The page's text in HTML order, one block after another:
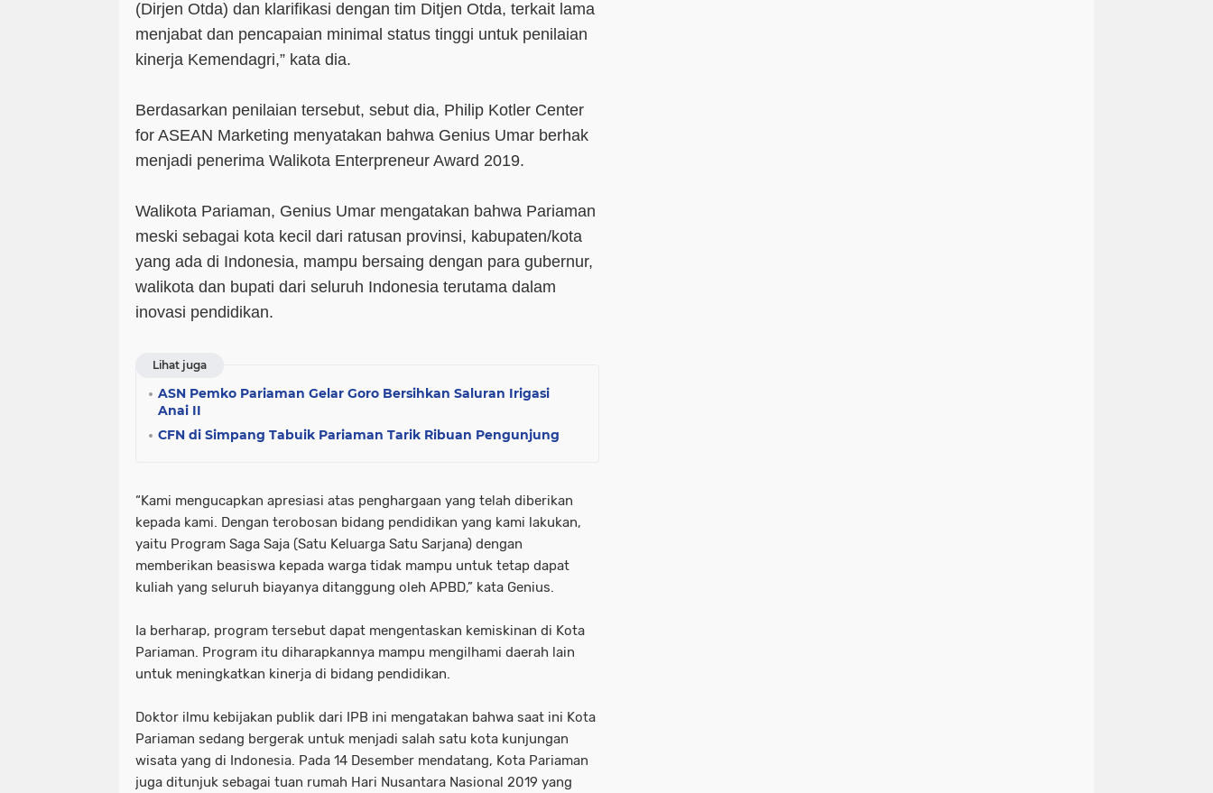
(Dirjen Otda) dan klarifikasi dengan tim Ditjen Otda, terkait lama
menjabat dan pencapaian minimal status tinggi untuk penilaian
kinerja Kemendagri,” kata dia.
Berdasarkan penilaian tersebut, sebut dia, Philip Kotler Center
for ASEAN Marketing menyatakan bahwa Genius Umar berhak
menjadi penerima Walikota Enterpreneur Award 2019.
Walikota Pariaman, Genius Umar mengatakan bahwa Pariaman
meski sebagai kota kecil dari ratusan provinsi, kabupaten/kota
yang ada di Indonesia, mampu bersaing dengan para gubernur,
walikota dan bupati dari seluruh Indonesia terutama dalam
inovasi pendidikan.
Lihat juga
ASN Pemko Pariaman Gelar Goro Bersihkan Saluran Irigasi
Anai II
CFN di Simpang Tabuik Pariaman Tarik Ribuan Pengunjung
“Kami mengucapkan apresiasi atas penghargaan yang telah diberikan
kepada kami. Dengan terobosan bidang pendidikan yang kami lakukan,
yaitu Program Saga Saja (Satu Keluarga Satu Sarjana) dengan
memberikan beasiswa kepada warga tidak mampu untuk tetap dapat
kuliah yang seluruh biayanya ditanggung oleh APBD,” kata Genius.
Ia berharap, program tersebut dapat mengentaskan kemiskinan di Kota
Pariaman. Program itu diharapkannya mampu mengilhami daerah lain
untuk meningkatkan kinerja di bidang pendidikan.
Doktor ilmu kebijakan publik dari IPB ini mengatakan bahwa saat ini Kota
Pariaman sedang bergerak untuk menjadi salah satu kota kunjungan
wisata yang di Indonesia. Pada 14 Desember mendatang, Kota Pariaman
juga ditunjuk sebagai tuan rumah Hari Nusantara Nasional 2019 yang